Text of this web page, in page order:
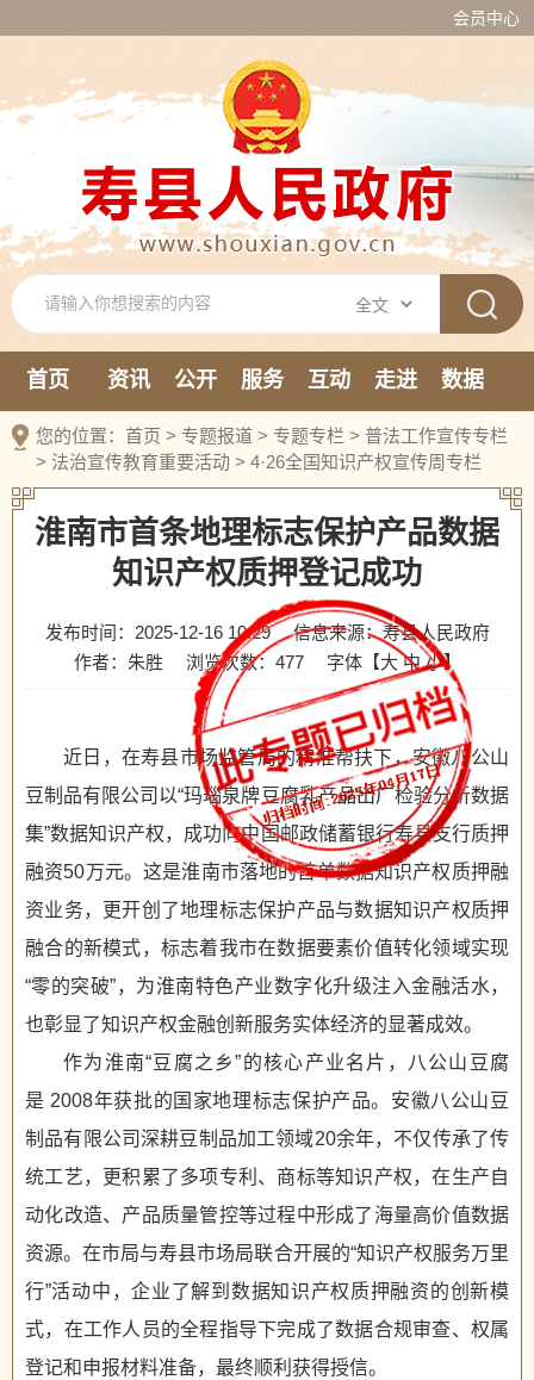
会员中心
首页 资讯 公开 服务 互动 走进
数据
新媒体
您的位置： 首页 > 专题报道 > 专题专栏 > 普法工作宣传专栏
> 法治宣传教育重要活动 > 4·26全国知识产权宣传周专栏
淮南市首条地理标志保护产品数据
知识产权质押登记成功
发布时间：2025-12-16 10:29
信息来源：寿县人民政府
作者：朱胜
浏览次数： 477 字体【大 中 小】
近日，在寿县市场监管局的精准帮扶下，安徽八公山
豆制品有限公司以“玛瑙泉牌豆腐乳产品出厂检验分析数据
集”数据知识产权，成功向中国邮政储蓄银行寿县支行质押
融资50万元。这是淮南市落地的首单数据知识产权质押融
资业务，更开创了地理标志保护产品与数据知识产权质押
融合的新模式，标志着我市在数据要素价值转化领域实现
“零的突破”，为淮南特色产业数字化升级注入金融活水，
也彰显了知识产权金融创新服务实体经济的显著成效。​
作为淮南“豆腐之乡”的核心产业名片，八公山豆腐
是 2008年获批的国家地理标志保护产品。安徽八公山豆
制品有限公司深耕豆制品加工领域20余年，不仅传承了传
统工艺，更积累了多项专利、商标等知识产权，在生产自
动化改造、产品质量管控等过程中形成了海量高价值数据
资源。在市局与寿县市场局联合开展的“知识产权服务万里
行”活动中，企业了解到数据知识产权质押融资的创新模
式，在工作人员的全程指导下完成了数据合规审查、权属
登记和申报材料准备，最终顺利获得授信。​​